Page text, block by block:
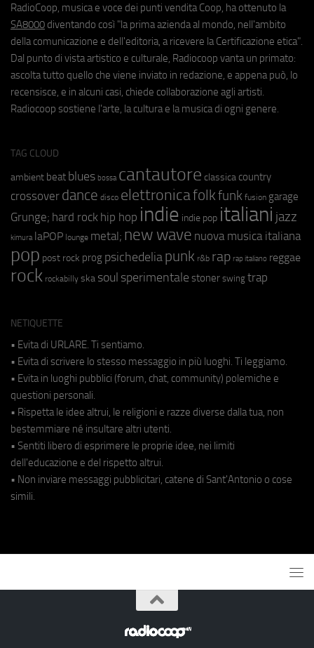
RadioCoop, musica e voce dei punti vendita Coop, ha ottenuto la
SA8000 diventando così "la prima azienda al mondo, nell'ambito
della comunicazione e dell'editoria, a ricevere la Certificazione etica".
Dal punto di vista artistico e culturale, Radiocoop vanta un primato:
ascolta tutto quello che viene inviato in redazione, e appena può, lo
recensisce, e in alcuni casi, chiede collaborazione agli artisti.
Radiocoop sostiene l'arte, la cultura e la musica di ogni genere.
TAG CLOUD
ambient beat blues bossa cantautore classica country
crossover dance disco elettronicafolkfunk fusion garage
Grunge; hard rock hip hop indie indie pop italiani jazz
kimura laPOP lounge metal; new wave nuova musica italiana
pop post rock prog psichedeliapunk r&b rap rap italiano reggae
rock rockabilly ska soul sperimentale stoner swing trap
NETIQUETTE
• Evita di URLARE. Ti sentiamo.
• Evita di scrivere lo stesso messaggio in più luoghi. Ti leggiamo.
• Evita in luoghi pubblici (forum, chat, community) polemiche e
questioni personali.
• Rispetta le idee altrui, le religioni e razze diverse dalla tua, non
bestemmiare né insultare altri utenti.
• Sentiti libero di esprimere le proprie idee, nei limiti
dell'educazione e del rispetto altrui.
• Non inviare messaggi pubblicitari, catene di Sant'Antonio o cose
simili.